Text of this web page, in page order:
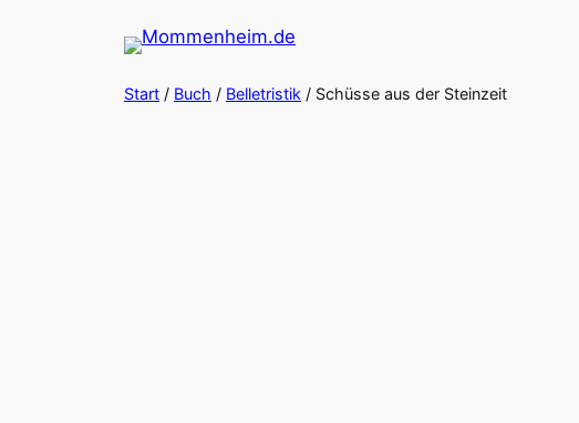
Start / Buch / Belletristik / Schüsse aus der Steinzeit